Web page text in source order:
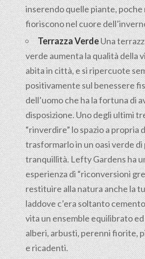
inserendo quelle piante, poche
fioriscono nel cuore
Terrazza VerdeUna
verde aumenta la qualità della
abita in città, e si ripercuote
positivamente sul benessere
dell’uomo che ha la fortuna di
disposizione. Uno degli ultimi
“rinverdire” lo spazio a propria
trasformarlo in un oasi verde di
tranquillità. Lefty Gardens ha
esperienza di “riconversioni
restituire alla natura anche la
laddove c’era soltanto
vita un ensemble equilibrato
alberi, arbusti, perenni fiorite,
e ricadenti.